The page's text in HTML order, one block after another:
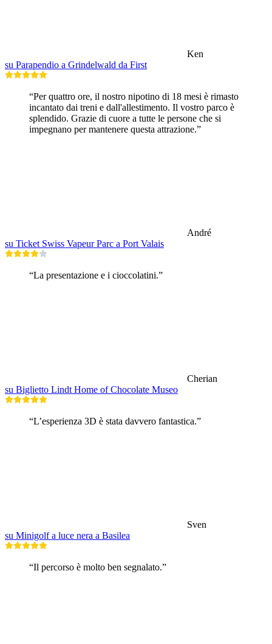
Ken
su Parapendio a Grindelwald da First
“Per quattro ore, il nostro nipotino di 18 mesi è rimasto
incantato dai treni e dall'allestimento. Il vostro parco è
splendido. Grazie di cuore a tutte le persone che si
impegnano per mantenere questa attrazione.”
André
su Ticket Swiss Vapeur Parc a Port Valais
“La presentazione e i cioccolatini.”
Cherian
su Biglietto Lindt Home of Chocolate Museo
“L’esperienza 3D è stata davvero fantastica.”
Sven
su Minigolf a luce nera a Basilea
“Il percorso è molto ben segnalato.”